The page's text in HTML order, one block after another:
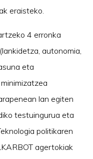
eraisteko.
4 erronka
autonomia,
eta
lan egiten
testuingurua eta
politikaren
agertokiak